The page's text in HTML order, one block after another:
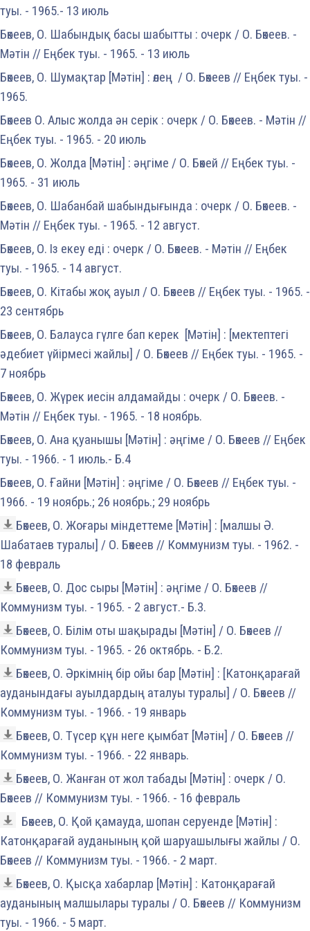
туы. - 1965.- 13 июль
Бөкеев, О. Шабындық басы шабытты : очерк / О. Бөкеев. -
Мәтін // Еңбек туы. - 1965. - 13 июль
Бөкеев, О. Шумақтар [Мәтін] : өлең / О. Бөкеев // Еңбек туы. -
1965.
Бөкеев О. Алыс жолда ән серік : очерк / О. Бөкеев. - Мәтін //
Еңбек туы. - 1965. - 20 июль
Бөкеев, О. Жолда [Мәтін] : әңгіме / О. Бөкей // Еңбек туы. -
1965. - 31 июль
Бөкеев, О. Шабанбай шабындығында : очерк / О. Бөкеев. -
Мәтін // Еңбек туы. - 1965. - 12 август.
Бөкеев, О. Із екеу еді : очерк / О. Бөкеев. - Мәтін // Еңбек
туы. - 1965. - 14 август.
Бөкеев, О. Кітабы жоқ ауыл / О. Бөкеев // Еңбек туы. - 1965. -
23 сентябрь
Бөкеев, О. Балауса гүлге бап керек [Мәтін] : [мектептегі
әдебиет үйірмесі жайлы] / О. Бөкеев // Еңбек туы. - 1965. -
7 ноябрь
Бөкеев, О. Жүрек иесін алдамайды : очерк / О. Бөкеев. -
Мәтін // Еңбек туы. - 1965. - 18 ноябрь.
Бөкеев, О. Ана қуанышы [Мәтін] : әңгіме / О. Бөкеев // Еңбек
туы. - 1966. - 1 июль.- Б.4
Бөкеев, О. Ғайни [Мәтін] : әңгіме / О. Бөкеев // Еңбек туы. -
1966. - 19 ноябрь.; 26 ноябрь.; 29 ноябрь
Бөкеев, О. Жоғары міндеттеме [Мәтін] : [малшы Ә.
Шабатаев туралы] / О. Бөкеев // Коммунизм туы. - 1962. -
18 февраль
Бөкеев, О. Дос сыры [Мәтін] : әңгіме / О. Бөкеев //
Коммунизм туы. - 1965. - 2 август.- Б.3.
Бөкеев, О. Білім оты шақырады [Мәтін] / О. Бөкеев //
Коммунизм туы. - 1965. - 26 октябрь. - Б.2.
Бөкеев, О. Әркімнің бір ойы бар [Мәтін] : [Катонқарағай
ауданындағы ауылдардың аталуы туралы] / О. Бөкеев //
Коммунизм туы. - 1966. - 19 январь
Бөкеев, О. Түсер құн неге қымбат [Мәтін] / О. Бөкеев //
Коммунизм туы. - 1966. - 22 январь.
Бөкеев, О. Жанған от жол табады [Мәтін] : очерк / О.
Бөкеев // Коммунизм туы. - 1966. - 16 февраль
Бөкеев, О. Қой қамауда, шопан серуенде [Мәтін] :
Катонқарағай ауданының қой шаруашылығы жайлы / О.
Бөкеев // Коммунизм туы. - 1966. - 2 март.
Бөкеев, О. Қысқа хабарлар [Мәтін] : Катонқарағай
ауданының малшылары туралы / О. Бөкеев // Коммунизм
туы. - 1966. - 5 март.